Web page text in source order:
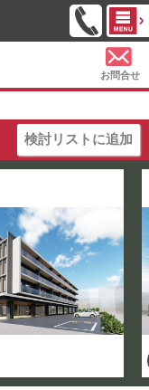
お問合せ
検討リストに追加